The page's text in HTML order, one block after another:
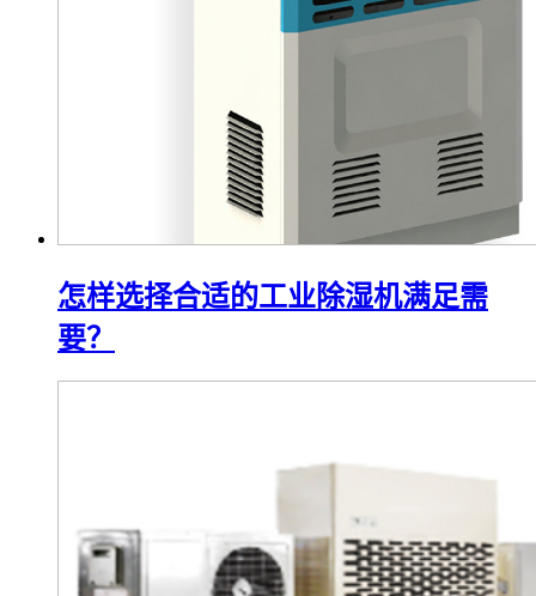
怎样选择合适的工业除湿机满足需
要？